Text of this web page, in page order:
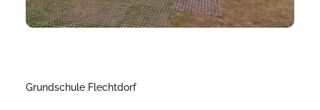
Grundschule Flechtdorf